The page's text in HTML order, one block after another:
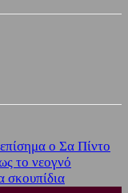
ο Σα Πίντο
το νεογνό
σκουπίδια